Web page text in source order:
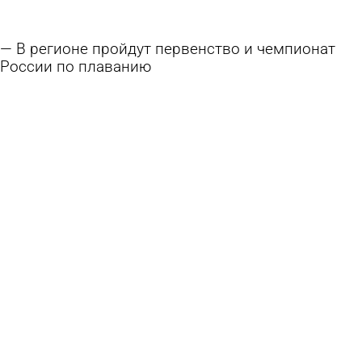
В регионе пройдут первенство и чемпионат
России по плаванию